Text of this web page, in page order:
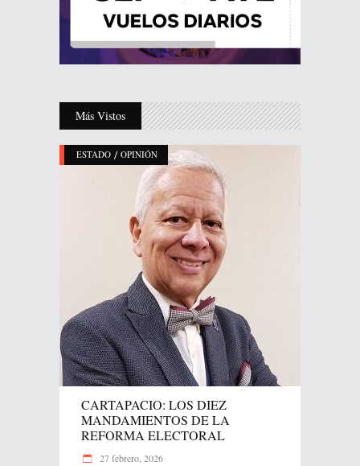
Más Vistos
ESTADO / OPINIÓN
CARTAPACIO: LOS DIEZ
MANDAMIENTOS DE LA
REFORMA ELECTORAL
27 febrero, 2026